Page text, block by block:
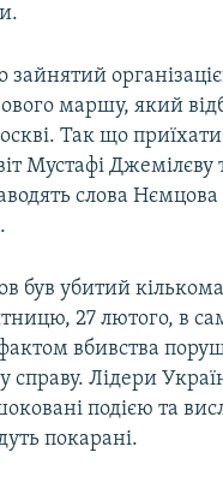
зайнятий
маршу, який
Так що
Мустафі Джемілєву
слова Нємцова
був убитий
27 лютого, в
вбивства
справу. Лідери
подією та
покарані.